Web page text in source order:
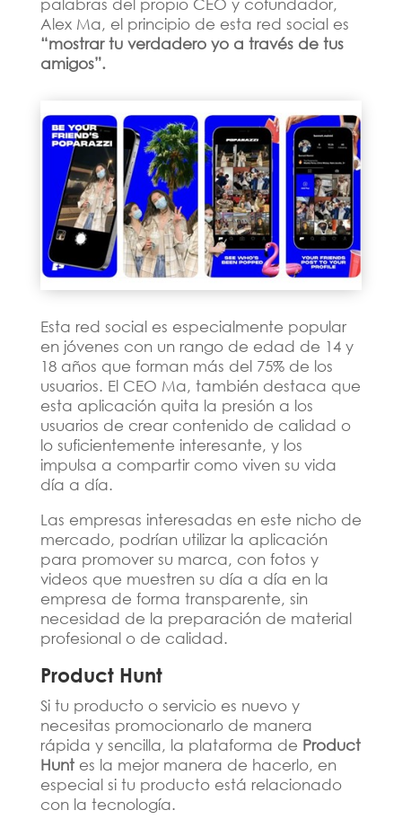
palabras del propio CEO y cofundador,
Alex Ma, el principio de esta red social es
“mostrar tu verdadero yo a través de tus
amigos”.
Esta red social es especialmente popular
en jóvenes con un rango de edad de 14 y
18 años que forman más del 75% de los
usuarios. El CEO Ma, también destaca que
esta aplicación quita la presión a los
usuarios de crear contenido de calidad o
lo suficientemente interesante, y los
impulsa a compartir como viven su vida
día a día.
Las empresas interesadas en este nicho de
mercado, podrían utilizar la aplicación
para promover su marca, con fotos y
videos que muestren su día a día en la
empresa de forma transparente, sin
necesidad de la preparación de material
profesional o de calidad.
Product Hunt
Si tu producto o servicio es nuevo y
necesitas promocionarlo de manera
rápida y sencilla, la plataforma de Product
Huntes la mejor manera de hacerlo, en
especial si tu producto está relacionado
con la tecnología.